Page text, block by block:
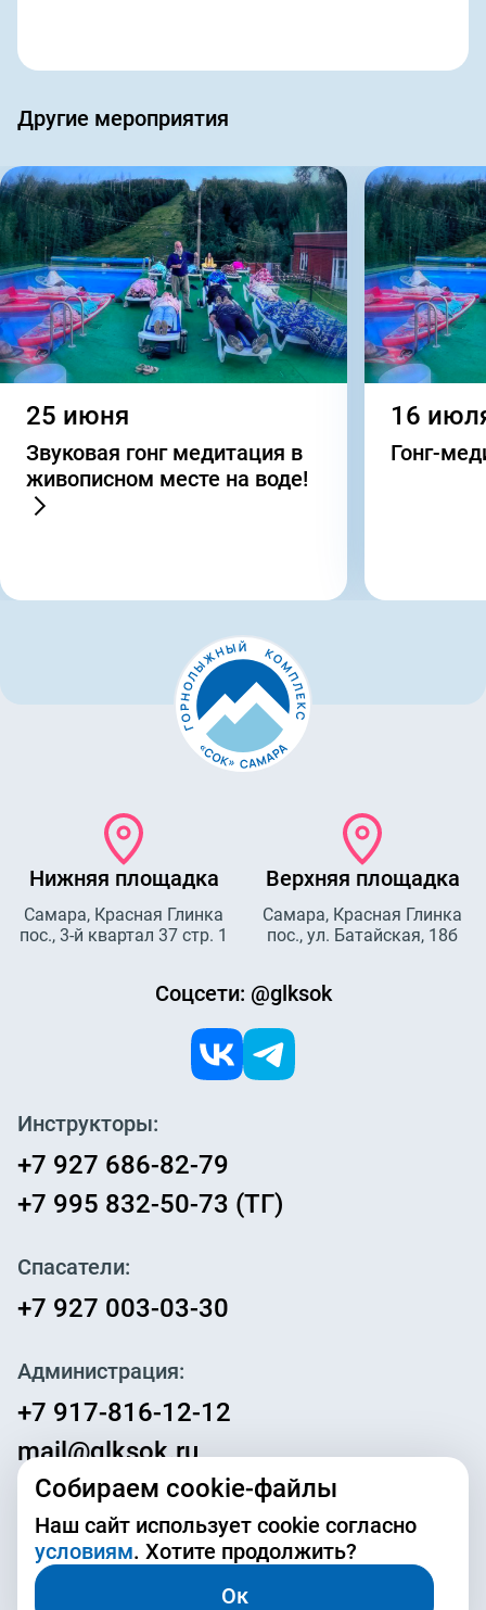
Собираем cookie-файлы
Наш сайт использует cookie согласно
условиям. Хотите продолжить?
Ок
Другие мероприятия
25 июня
Звуковая гонг медитация в
живописном месте на воде!
16
Гонг-
Инструкторы:
+7 927 686-82-79
+7 995 832-50-73 (ТГ)
Нижняя площадка
Самара, Красная Глинка
пос., 3-й квартал 37 стр. 1
Спасатели:
+7 927 003-03-30
Верхняя площадка
Самара, Красная Глинка
пос., ул. Батайская, 18б
Администрация:
+7 917-816-12-12
mail@glksok.ru
Соцсети: @glksok
Документы
Обработка персональных данных
Согласие на обработку персональных данных ЛК